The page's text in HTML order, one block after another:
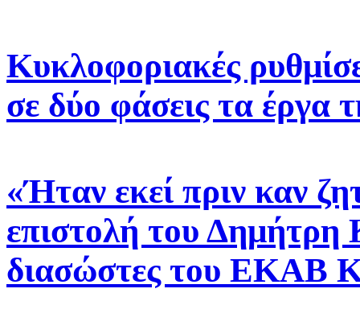
Κυκλοφοριακές
σε δύο φάσεις τα
«Ήταν εκεί πριν καν
επιστολή του Δημήτρη
διασώστες του ΕΚΑΒ